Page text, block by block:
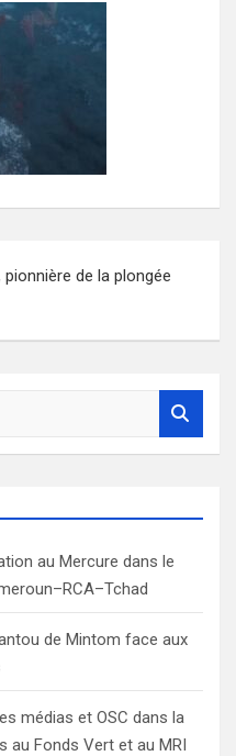
de la plongée
au Mercure dans le
de Mintom face aux
médias et OSC dans la
Fonds Vert et au MRI